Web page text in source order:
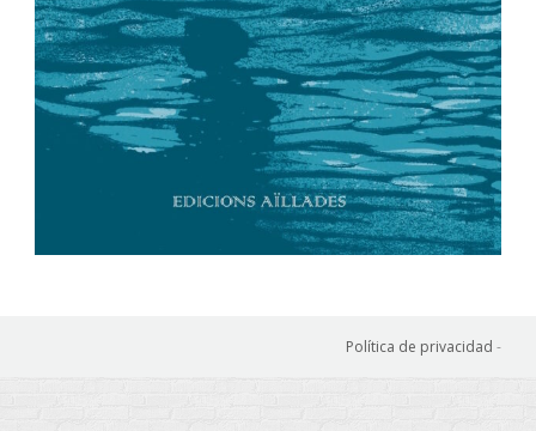
Política de privacidad -